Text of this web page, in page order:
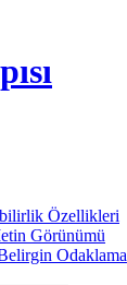
Özellikleri
Görünümü
Odaklama